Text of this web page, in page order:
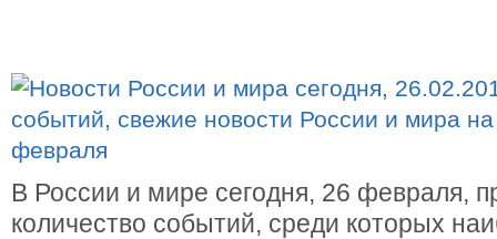
В России и мире сегодня, 26 февраля,
количество событий, среди которых